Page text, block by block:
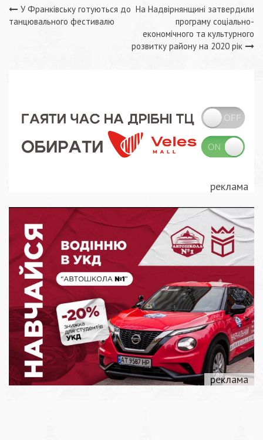
Навігація
У Франківську готуються до
танцювального фестивалю
На Надвірнянщині затвердили
програму соціально-
економічного та культурного
розвитку району на 2020 рік